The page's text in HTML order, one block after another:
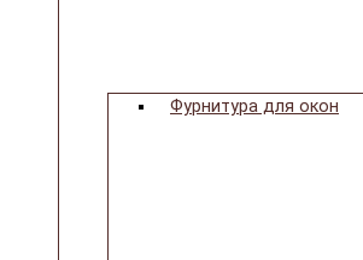
Фурнитура для окон